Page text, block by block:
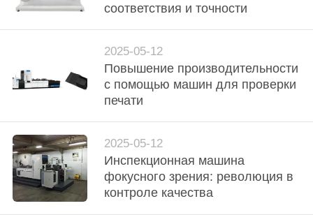
НОВОСТИ
СПРОСИТЕ
ЦИТАТУ
КАРТА
САЙТА
PRIVACY
соответствия и точности
2025-05-12
Повышение производительности
с помощью машин для проверки
печати
2025-05-12
Инспекционная машина
фокусного зрения: революция в
контроле качества